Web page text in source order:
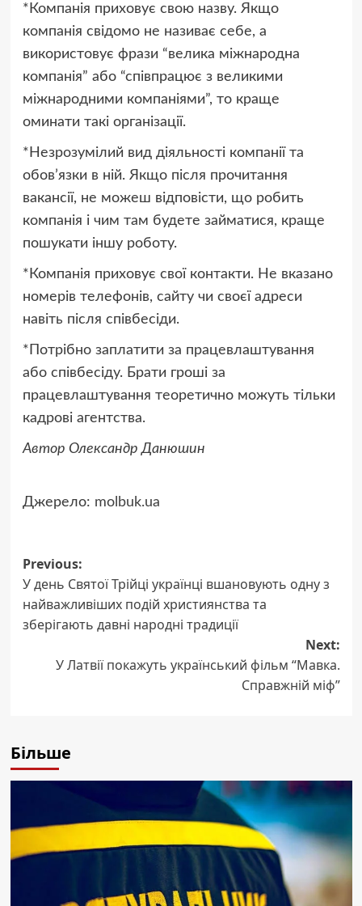
*Компанія приховує свою назву. Якщо
компанія свідомо не називає себе, а
використовує фрази “велика міжнародна
компанія” або “співпрацює з великими
міжнародними компаніями”, то краще
оминати такі організації.
*Незрозумілий вид діяльності компанії та
обов’язки в ній. Якщо після прочитання
вакансії, не можеш відповісти, що робить
компанія і чим там будете займатися, краще
пошукати іншу роботу.
*Компанія приховує свої контакти. Не вказано
номерів телефонів, сайту чи своєї адреси
навіть після співбесіди.
*Потрібно заплатити за працевлаштування
або співбесіду. Брати гроші за
працевлаштування теоретично можуть тільки
кадрові агентства.
Автор Олександр Данюшин
Джерело: molbuk.ua
Post
navigation
Previous:
У день Святої Трійці українці вшановують одну з
найважливіших подій християнства та
зберігають давні народні традиції
Next:
У Латвії покажуть український фільм “Мавка.
Справжній міф”
Більше